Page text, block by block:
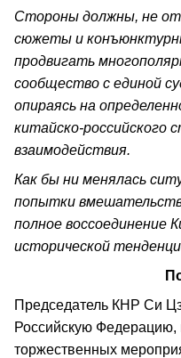
Стороны должны, не
сюжеты и
продвигать
сообщество с единой
опираясь на
китайско-российского
взаимодействия.
Как бы ни менялась
попытки
полное воссоединение
исторической
Председатель КНР Си
Российскую Федерацию,
торжественных